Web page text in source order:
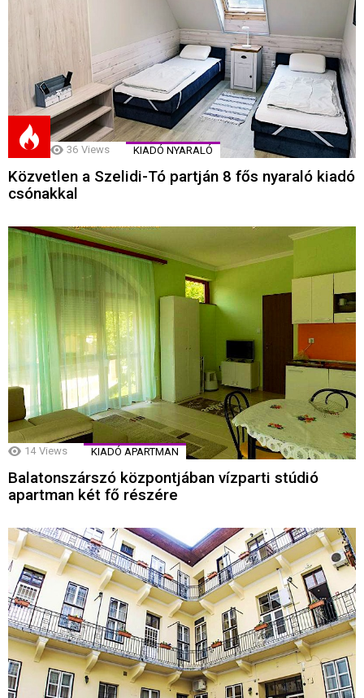
36 Views KIADÓ NYARALÓ
Közvetlen a Szelidi-Tó partján 8 fős nyaraló kiadó
csónakkal
14 Views KIADÓ APARTMAN
Balatonszárszó központjában vízparti stúdió
apartman két fő részére